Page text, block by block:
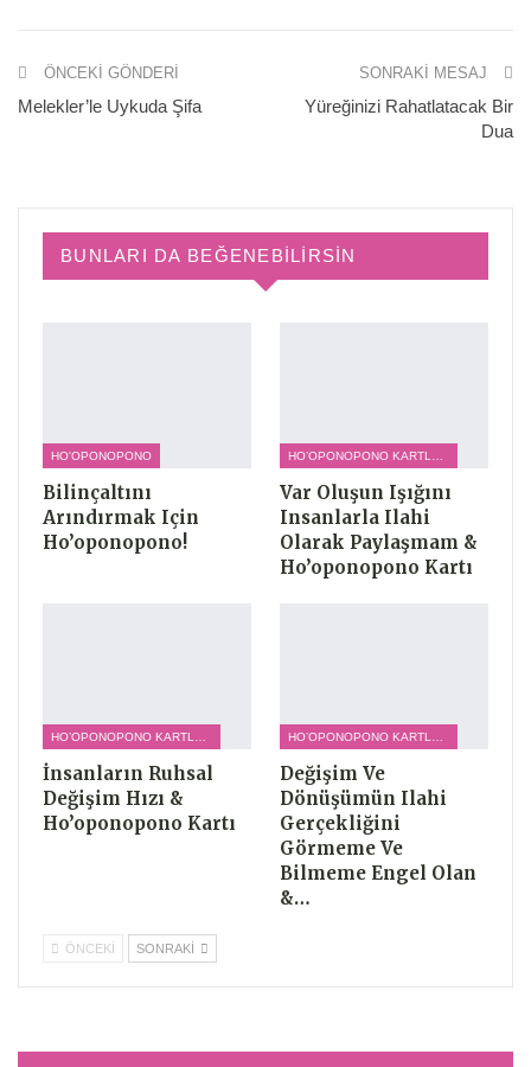
ÖNCEKI GÖNDERI
Melekler’le Uykuda Şifa
SONRAKI MESAJ
Yüreğinizi Rahatlatacak Bir
Dua
BUNLARI DA BEĞENEBILIRSIN
HO'OPONOPONO
Bilinçaltını
Arındırmak Için
Ho’oponopono!
Var Oluşun Işığını
Insanlarla Ilahi
Olarak Paylaşmam &
Ho’oponopono Kartı
İnsanların Ruhsal
Değişim Hızı &
Ho’oponopono Kartı
Değişim Ve
Dönüşümün Ilahi
Gerçekliğini
Görmeme Ve
Bilmeme Engel Olan
&…
ÖNCEKI SONRAKI